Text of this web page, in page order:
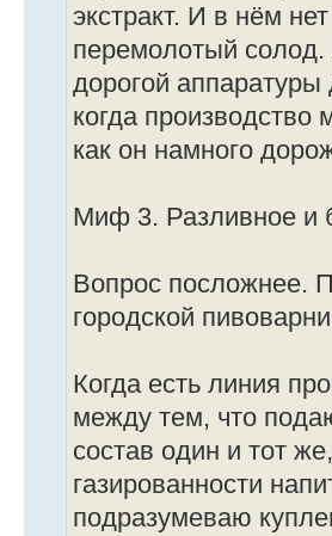
экстракт. И в нём
перемолотый солод.
дорогой
когда
как он намного
Миф 3. Разливное и
Вопрос посложнее.
городской
Когда есть линия
между тем, что
состав один и тот
газированности
подразумеваю